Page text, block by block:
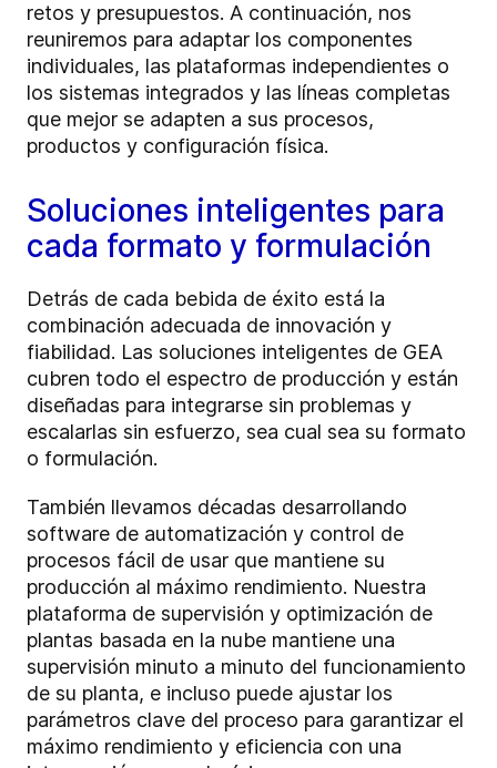
retos y presupuestos. A continuación, nos
reuniremos para adaptar los componentes
individuales, las plataformas independientes o
los sistemas integrados y las líneas completas
que mejor se adapten a sus procesos,
productos y configuración física.
Soluciones inteligentes para
cada formato y formulación
Detrás de cada bebida de éxito está la
combinación adecuada de innovación y
fiabilidad. Las soluciones inteligentes de GEA
cubren todo el espectro de producción y están
diseñadas para integrarse sin problemas y
escalarlas sin esfuerzo, sea cual sea su formato
o formulación.
También llevamos décadas desarrollando
software de automatización y control de
procesos fácil de usar que mantiene su
producción al máximo rendimiento. Nuestra
plataforma de supervisión y optimización de
plantas basada en la nube mantiene una
supervisión minuto a minuto del funcionamiento
de su planta, e incluso puede ajustar los
parámetros clave del proceso para garantizar el
máximo rendimiento y eficiencia con una